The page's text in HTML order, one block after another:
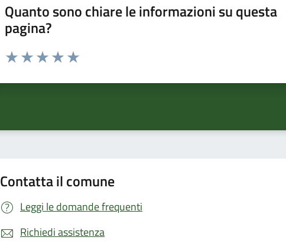
Quanto sono chiare le informazioni su questa
pagina?
Valuta da 1 a 5 stelle la pagina
Contatta il comune
Leggi le domande frequenti
Richiedi assistenza